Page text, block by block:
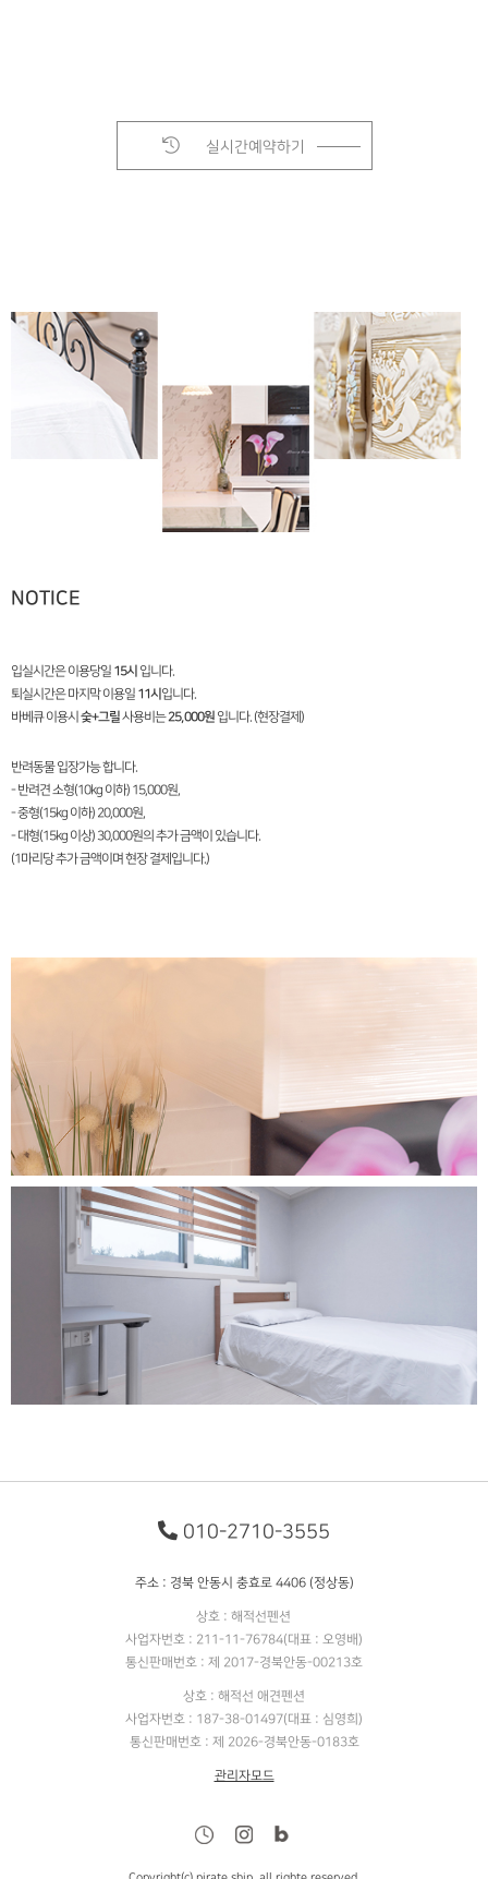
실시간예약하기
NOTICE
입실시간은 이용당일 15시 입니다.
퇴실시간은 마지막 이용일 11시 입니다.
바베큐 이용시숯+그릴사용비는25,000원 입니다. (현장결제)
반려동물 입장가능 합니다.
- 반려견 소형(10kg 이하) 15,000원,
- 중형(15kg 이하) 20,000원,
- 대형(15kg 이상) 30,000원의 추가 금액이 있습니다.
(1마리당 추가 금액이며 현장 결제입니다.)
010-2710-3555
주소 : 경북 안동시 충효로 4406 (정상동)
상호 : 해적선펜션
사업자번호 : 211-11-76784(대표 : 오영배)
통신판매번호 : 제 2017-경북안동-00213호
상호 : 해적선 애견펜션
사업자번호 : 187-38-01497(대표 : 심영희)
통신판매번호 : 제 2026-경북안동-0183호
관리자모드